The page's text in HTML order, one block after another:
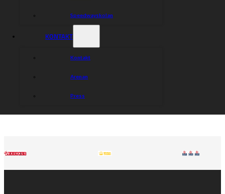
Speedwayskolan
KONTAKT
Kontakt
Arenan
Press